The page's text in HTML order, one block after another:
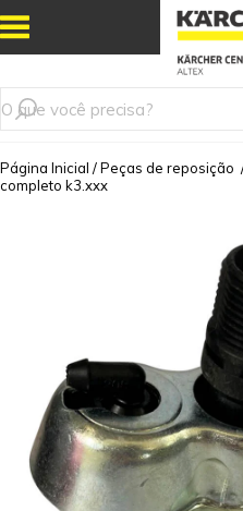
Página Inicial /Peças de reposição
completo k3.xxx